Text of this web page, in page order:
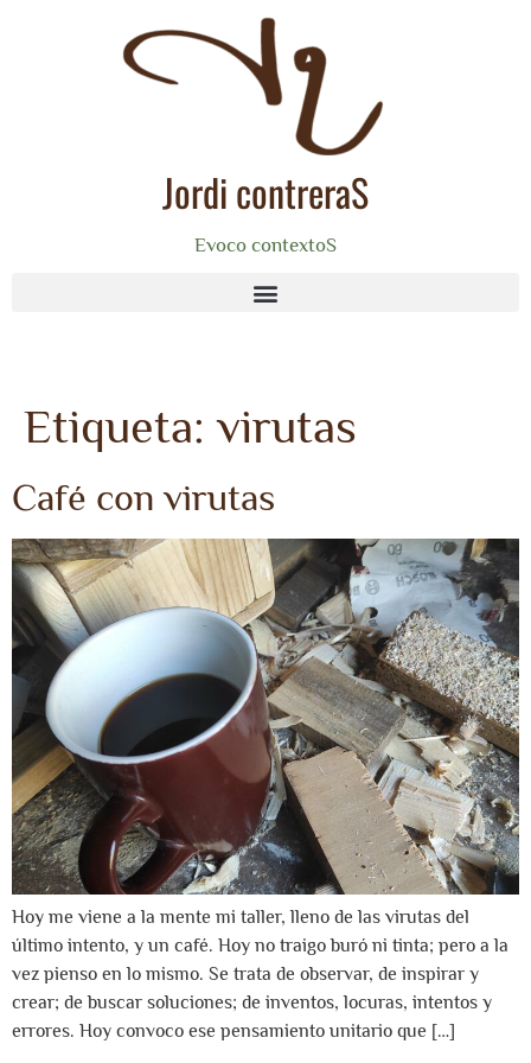
Jordi contreraS
Evoco contextoS
Etiqueta:virutas
Café con virutas
Hoy me viene a la mente mi taller, lleno de las virutas del
último intento, y un café. Hoy no traigo buró ni tinta; pero a la
vez pienso en lo mismo. Se trata de observar, de inspirar y
crear; de buscar soluciones; de inventos, locuras, intentos y
errores. Hoy convoco ese pensamiento unitario que […]